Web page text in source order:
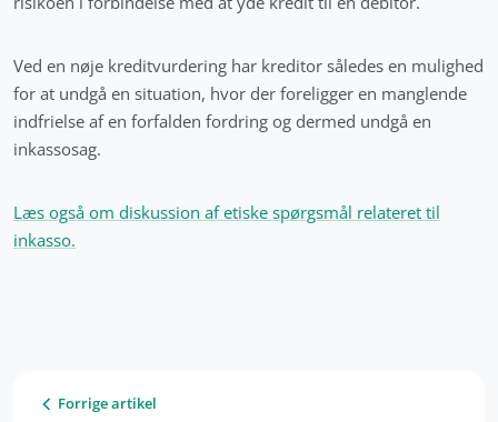
Ved en nøje kreditvurdering har kreditor således en mulighed
for at undgå en situation, hvor der foreligger en manglende
indfrielse af en forfalden fordring og dermed undgå en
inkassosag.
Læs også om diskussion af etiske spørgsmål relateret til
inkasso.
Forrige artikel